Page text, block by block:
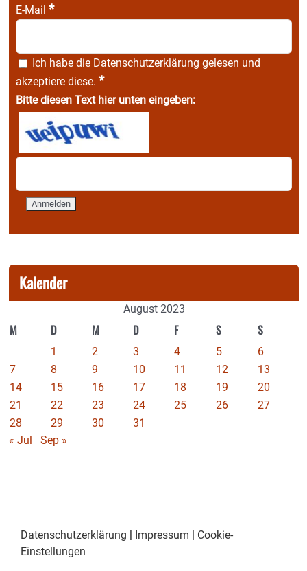
E-Mail *
Ich habe die Datenschutzerklärung gelesen und
akzeptiere diese. *
Bitte diesen Text hier unten eingeben:
Kalender
August 2023
M D M D F S S
1 2 3 4 5
6
7
8 9 10 11 12
13
14
15 16 17 18 19
20
21
22 23 24 25 26
27
28
29 30
31
« Jul
Sep »
Datenschutzerklärung | Impressum | Cookie-
Einstellungen